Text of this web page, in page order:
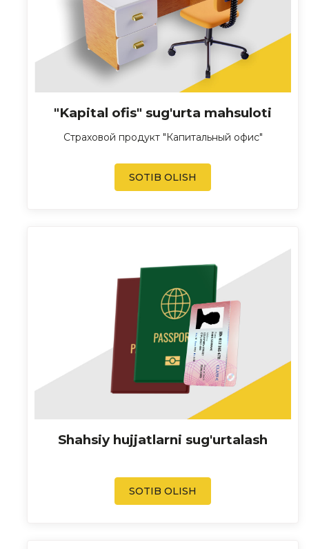
"Kapital ofis" sug'urta mahsuloti
Страховой продукт "Капитальный офис"
SOTIB OLISH
Shahsiy hujjatlarni sug'urtalash
SOTIB OLISH